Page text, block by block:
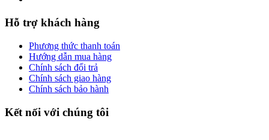
Hỗ trợ khách hàng
Phương thức thanh toán
Hướng dẫn mua hàng
Chính sách đổi trả
Chính sách giao hàng
Chính sách bảo hành
Kết nối với chúng tôi